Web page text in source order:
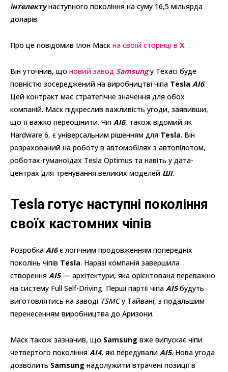
інтелектунаступного покоління на суму 16,5 мільярда
доларів.
Про це повідомив Ілон Маск на своїй сторінці в X.
Він уточнив, що новий завод Samsungу Техасі буде
повністю зосереджений на виробництві чіпа Tesla AI6.
Цей контракт має стратегічне значення для обох
компаній. Маск підкреслив важливість угоди, заявивши,
що її важко переоцінити. Чіп AI6, також відомий як
Hardware 6, є універсальним рішенням для Tesla. Він
розрахований на роботу в автомобілях з автопілотом,
роботах-гуманоїдах Tesla Optimus та навіть у дата-
центрах для тренування великих моделей ШІ.
Tesla готує наступні покоління
своїх кастомних чіпів
Розробка AI6є логічним продовженням попередніх
поколінь чіпів Tesla. Наразі компанія завершила
створення AI5— архітектури, яка орієнтована переважно
на систему Full Self-Driving. Перші партії чіпа AI5будуть
виготовлятись на заводі TSMCу Тайвані, з подальшим
перенесенням виробництва до Аризони.
Маск також зазначив, що Samsung вже випускає чіпи
четвертого покоління AI4, які передували AI5. Нова угода
дозволить Samsung надолужити втрачені позиції в